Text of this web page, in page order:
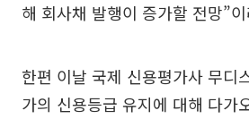
해 회사채 발행이 증가할 전망”
한편 이날 국제 신용평가사 무디
가의 신용등급 유지에 대해 다가